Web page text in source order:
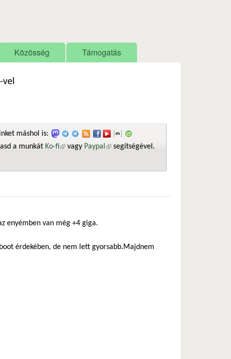
Közösség Támogatás
vel
máshol is:
a munkát Ko-fi(külső hivatkozás)
vagy Paypal (külső hivatkozás)
segítségével.
enyémben van még +4 giga.
érdekében, de nem lett gyorsabb.Majdnem